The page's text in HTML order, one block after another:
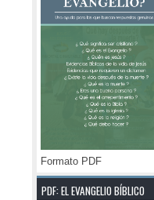
Formato PDF
PDF: EL EVANGELIO BÍBLICO